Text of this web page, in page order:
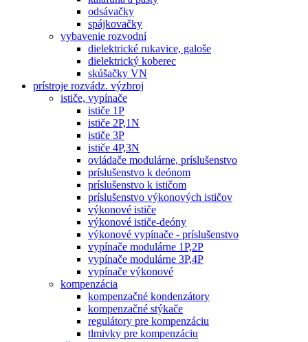
odsávačky
spájkovačky
vybavenie rozvodní
dielektrické rukavice, galoše
dielektrický koberec
skúšačky VN
prístroje rozvádz. výzbroj
ističe, vypínače
ističe 1P
ističe 2P,1N
ističe 3P
ističe 4P,3N
ovládače modulárne, príslušenstvo
príslušenstvo k deónom
príslušenstvo k ističom
príslušenstvo výkonových ističov
výkonové ističe
výkonové ističe-deóny
výkonové vypínače - príslušenstvo
vypínače modulárne 1P,2P
vypínače modulárne 3P,4P
vypínače výkonové
kompenzácia
kompenzačné kondenzátory
kompenzačné stýkače
regulátory pre kompenzáciu
tlmivky pre kompenzáciu